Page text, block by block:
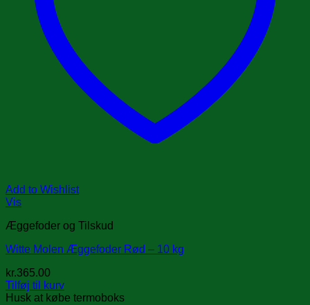
Add to Wishlist
Vis
Æggefoder og Tilskud
Witte Molen Æggefoder Rød – 10 kg
kr.365.00
Tilføj til kurv
Husk at købe termoboks